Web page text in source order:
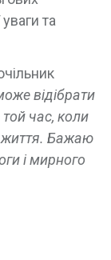
та
відібрати
час, коли
життя. Бажаю
і мирного